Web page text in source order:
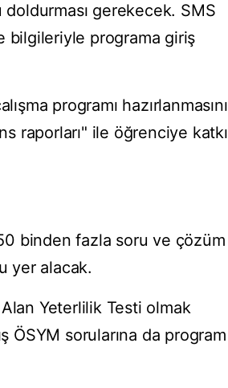
gerekecek. SMS
bilgileriyle programa giriş
programı hazırlanmasını
raporları" ile öğrenciye katkı
binden fazla soru ve çözüm
yer alacak.
Yeterlilik Testi olmak
ÖSYM sorularına da program